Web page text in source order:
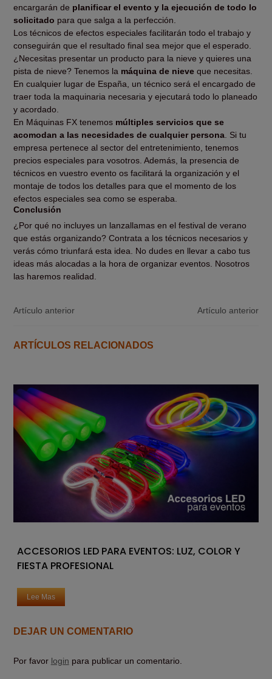
encargarán de planificar el evento y la ejecución de todo lo
solicitado para que salga a la perfección.
Los técnicos de efectos especiales facilitarán todo el trabajo y
conseguirán que el resultado final sea mejor que el esperado.
¿Necesitas presentar un producto para la nieve y quieres una
pista de nieve? Tenemos la máquina de nieveque necesitas.
En cualquier lugar de España, un técnico será el encargado de
traer toda la maquinaria necesaria y ejecutará todo lo planeado
y acordado.
En Máquinas FX tenemos múltiples servicios que se
acomodan a las necesidades de cualquier persona. Si tu
empresa pertenece al sector del entretenimiento, tenemos
precios especiales para vosotros. Además, la presencia de
técnicos en vuestro evento os facilitará la organización y el
montaje de todos los detalles para que el momento de los
efectos especiales sea como se esperaba.
Conclusión
¿Por qué no incluyes un lanzallamas en el festival de verano
que estás organizando? Contrata a los técnicos necesarios y
verás cómo triunfará esta idea. No dudes en llevar a cabo tus
ideas más alocadas a la hora de organizar eventos. Nosotros
las haremos realidad.
Artículo anterior Artículo anterior
ARTÍCULOS RELACIONADOS
ACCESORIOS LED PARA EVENTOS: LUZ, COLOR Y
FIESTA PROFESIONAL
Lee Mas
DEJAR UN COMENTARIO
Por favor login para publicar un comentario.